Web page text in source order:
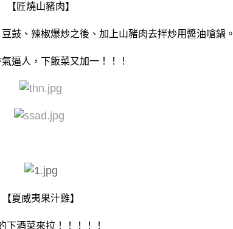
【匠燒山豬肉】
鼓、辣椒爆炒之後、加上山豬肉去拌炒用醬油嗆鍋。
逼人，下飯菜又加一！！！
【夏威夷果汁雞】
下酒菜來拉！！！！！